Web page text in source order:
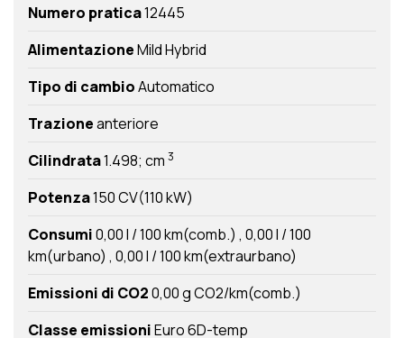
Numero pratica12445
AlimentazioneMild Hybrid
Tipo di cambioAutomatico
Trazioneanteriore
Cilindrata1.498; cm 3
Potenza150 CV(110 kW)
Consumi0,00 l / 100 km(comb.) 0,00 l / 100
km(urbano) 0,00 l / 100 km(extraurbano)
Emissioni di CO20,00 g CO2/km(comb.)
Classe emissioniEuro 6D-temp